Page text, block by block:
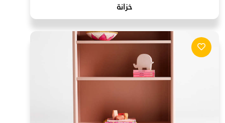
خزانة